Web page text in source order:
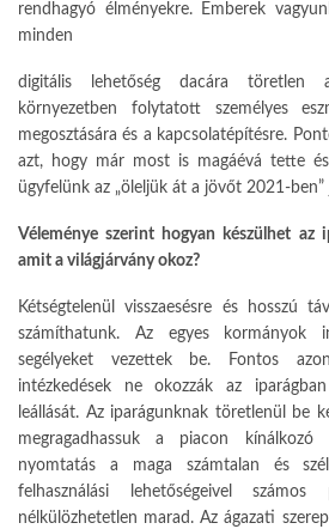
rendhagyó élményekre. Emberek
minden
digitális lehetőség dacára töretlen
környezetben folytatott személyes
megosztására és a kapcsolatépítésre.
azt, hogy már most is magáévá tette
ügyfelünk az „öleljük át a jövőt 2021-
Véleménye szerint hogyan készülhet az
amit a világjárvány okoz?
Kétségtelenül visszaesésre és hosszú
számíthatunk. Az egyes kormányok
segélyeket vezettek be. Fontos
intézkedések ne okozzák az
leállását. Az iparágunknak töretlenül be
megragadhassuk a piacon kínálkozó
nyomtatás a maga számtalan és
felhasználási lehetőségeivel
nélkülözhetetlen marad. Az ágazati